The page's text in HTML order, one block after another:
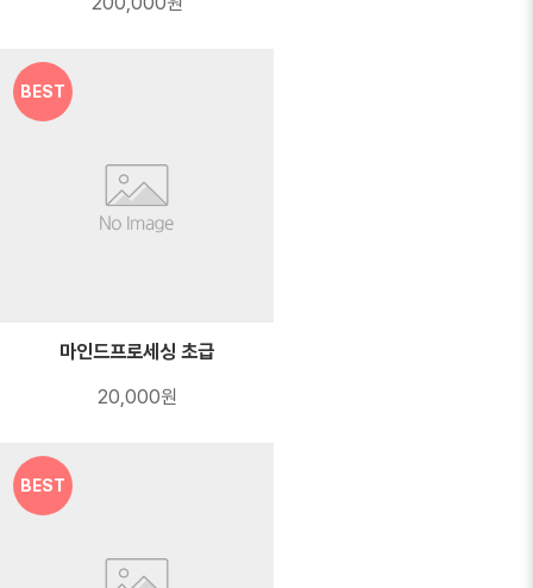
마인드프로세싱 초급
20,000원
BEST
BEST